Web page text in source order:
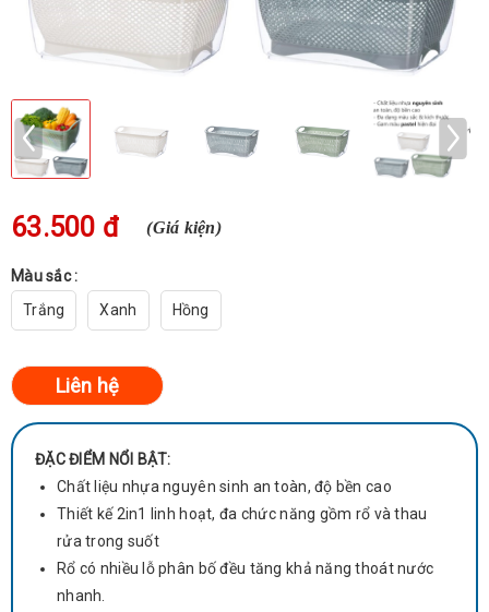
ĐẶC ĐIỂM NỔI BẬT:
Chất liệu nhựa nguyên sinh an toàn, độ bền cao
Thiết kế 2in1 linh hoạt, đa chức năng gồm rổ và thau
rửa trong suốt
Rổ có nhiều lỗ phân bố đều tăng khả năng thoát nước
nhanh.
63.500 đ (Giá kiện)
Màu sắc :
Trắng
Xanh Hồng